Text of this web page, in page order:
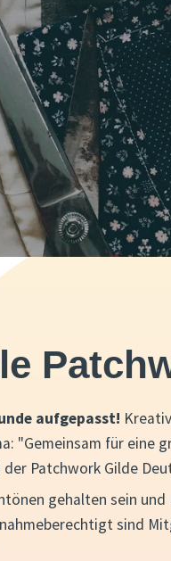
aufgepasst!
"Gemeinsam für eine
Patchwork Gilde
gehalten sein
sind